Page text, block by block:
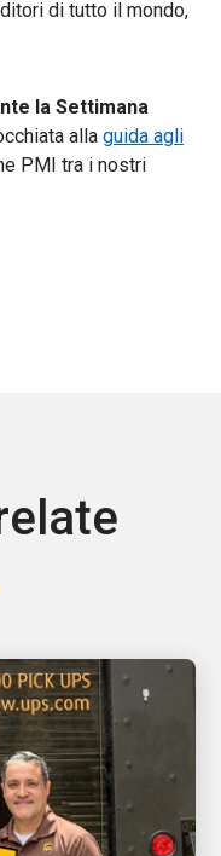
di tutto il mondo,
la Settimana
alla guida agli
PMI tra i nostri